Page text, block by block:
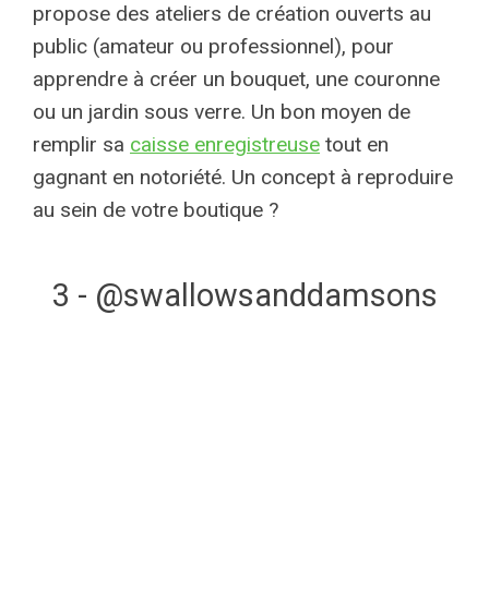
propose des ateliers de création ouverts au
public (amateur ou professionnel), pour
apprendre à créer un bouquet, une couronne
ou un jardin sous verre. Un bon moyen de
remplir sa caisse enregistreuse tout en
gagnant en notoriété. Un concept à reproduire
au sein de votre boutique ?
3 - @swallowsanddamsons